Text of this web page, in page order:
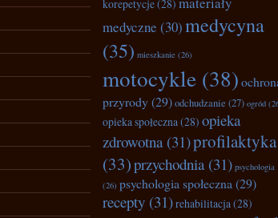
korepetycje(28)
medyczne (30)medycyna
(35) mieszkanie (26)
motocykle (38)
przyrody(29)odchudzanie (27) ogród
opieka społeczna(28) opieka
zdrowotna(31)profilaktyka
(33)przychodnia(31) psychologia
(26) psychologia społeczna (29)
recepty (31)rehabilitacja(28)